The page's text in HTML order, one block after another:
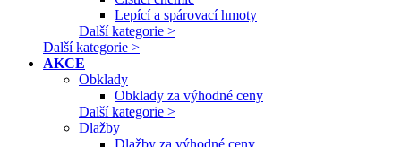
Lepící a spárovací hmoty
Další kategorie >
Další kategorie >
AKCE
Obklady
Obklady za výhodné ceny
Další kategorie >
Dlažby